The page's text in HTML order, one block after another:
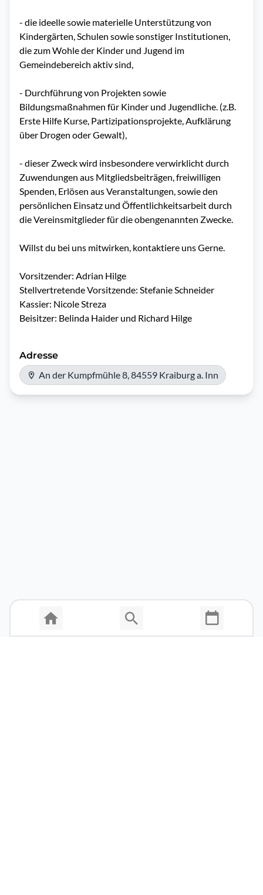
- die ideelle sowie materielle Unterstützung von
Kindergärten, Schulen sowie sonstiger Institutionen,
die zum Wohle der Kinder und Jugend im
Gemeindebereich aktiv sind,
- Durchführung von Projekten sowie
Bildungsmaßnahmen für Kinder und Jugendliche. (z.B.
Erste Hilfe Kurse, Partizipationsprojekte, Aufklärung
über Drogen oder Gewalt),
- dieser Zweck wird insbesondere verwirklicht durch
Zuwendungen aus Mitgliedsbeiträgen, freiwilligen
Spenden, Erlösen aus Veranstaltungen, sowie den
persönlichen Einsatz und Öffentlichkeitsarbeit durch
die Vereinsmitglieder für die obengenannten Zwecke.
Willst du bei uns mitwirken, kontaktiere uns Gerne.
Vorsitzender: Adrian Hilge
Stellvertretende Vorsitzende: Stefanie Schneider
Kassier: Nicole Streza
Beisitzer: Belinda Haider und Richard Hilge
Adresse
An der Kumpfmühle 8, 84559 Kraiburg a. Inn